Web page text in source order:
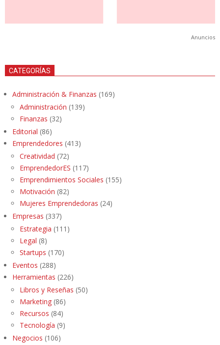
Anuncios
CATEGORÍAS
Administración & Finanzas (169)
Administración (139)
Finanzas (32)
Editorial (86)
Emprendedores (413)
Creatividad (72)
EmprendedorES (117)
Emprendimientos Sociales (155)
Motivación (82)
Mujeres Emprendedoras (24)
Empresas (337)
Estrategia (111)
Legal (8)
Startups (170)
Eventos (288)
Herramientas (226)
Libros y Reseñas (50)
Marketing (86)
Recursos (84)
Tecnología (9)
Negocios (106)